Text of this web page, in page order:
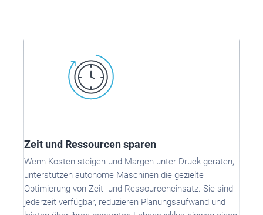
Zeit und Ressourcen sparen
Wenn Kosten steigen und Margen unter Druck geraten,
unterstützen autonome Maschinen die gezielte
Optimierung von Zeit- und Ressourceneinsatz. Sie sind
jederzeit verfügbar, reduzieren Planungsaufwand und